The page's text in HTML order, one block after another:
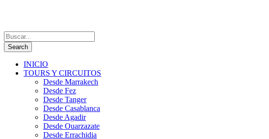
INICIO
TOURS Y CIRCUITOS
Desde Marrakech
Desde Fez
Desde Tanger
Desde Casablanca
Desde Agadir
Desde Ouarzazate
Desde Errachidia